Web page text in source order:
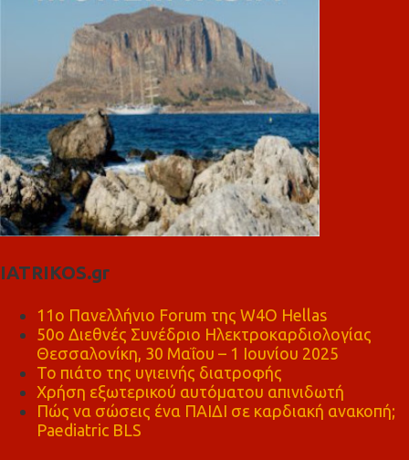
IATRIKOS.gr
11ο Πανελλήνιο Forum της W4O Hellas
50ο Διεθνές Συνέδριο Ηλεκτροκαρδιολογίας
Θεσσαλονίκη, 30 Μαΐου – 1 Ιουνίου 2025
Το πιάτο της υγιεινής διατροφής
Χρήση εξωτερικού αυτόματου απινιδωτή
Πώς να σώσεις ένα ΠΑΙΔΙ σε καρδιακή ανακοπή;
Paediatric BLS